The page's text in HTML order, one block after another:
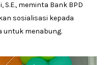
meminta Bank BPD
sosialisasi kepada
untuk menabung.